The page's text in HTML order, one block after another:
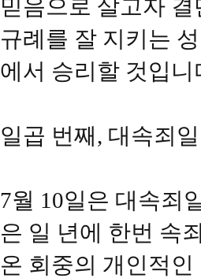
믿음으로 살고자
규례를 잘 지키는
에서 승리할 것입니
일곱 번째, 대속죄
7월 10일은 대속죄
은 일 년에 한번 속
온 회중의 개인적